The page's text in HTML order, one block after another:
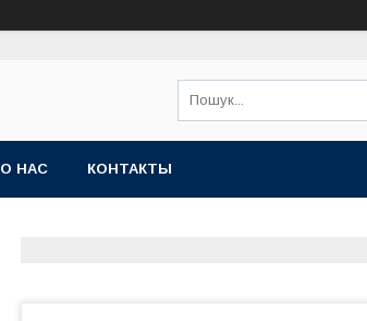
О НАС КОНТАКТЫ